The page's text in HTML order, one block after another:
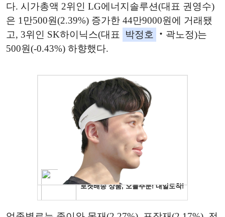
다. 시가총액 2위인 LG에너지솔루션(대표 권영수)
은 1만500원(2.39%) 증가한 44만9000원에 거래됐
고, 3위인 SK하이닉스(대표
박정호
‧곽노정)는
500원(-0.43%) 하향했다.